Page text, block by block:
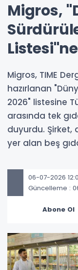
Migros,
Migros, TIME
hazırlanan
2026" listesine
arasında tek
duyurdu. Şirket,
yer alan beş
06-07-2026
Güncelleme :
Abone Ol